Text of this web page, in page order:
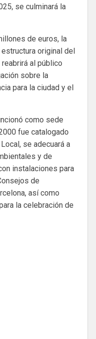
se culminará la
de euros, la
original del
al público
sobre la
para la ciudad y el
como sede
fue catalogado
se adecuará a
y de
instalaciones para
de
​​así como
la celebración de